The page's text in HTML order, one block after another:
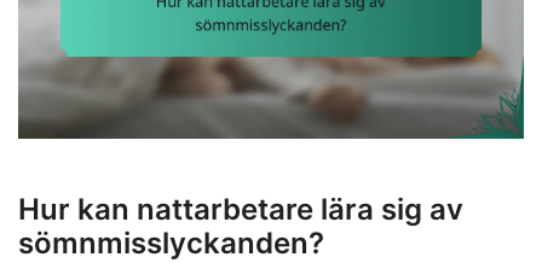
Hur kan nattarbetare lära sig av
sömnmisslyckanden?